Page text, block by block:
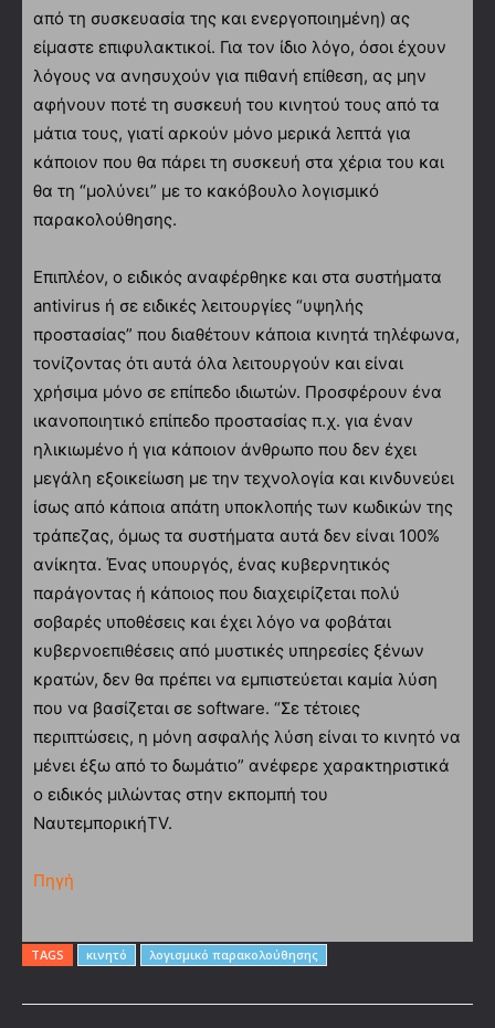
από τη συσκευασία της και ενεργοποιημένη) ας
είμαστε επιφυλακτικοί. Για τον ίδιο λόγο, όσοι έχουν
λόγους να ανησυχούν για πιθανή επίθεση, ας μην
αφήνουν ποτέ τη συσκευή του κινητού τους από τα
μάτια τους, γιατί αρκούν μόνο μερικά λεπτά για
κάποιον που θα πάρει τη συσκευή στα χέρια του και
θα τη “μολύνει” με το κακόβουλο λογισμικό
παρακολούθησης.
Επιπλέον, ο ειδικός αναφέρθηκε και στα συστήματα
antivirus ή σε ειδικές λειτουργίες “υψηλής
προστασίας” που διαθέτουν κάποια κινητά τηλέφωνα,
τονίζοντας ότι αυτά όλα λειτουργούν και είναι
χρήσιμα μόνο σε επίπεδο ιδιωτών. Προσφέρουν ένα
ικανοποιητικό επίπεδο προστασίας π.χ. για έναν
ηλικιωμένο ή για κάποιον άνθρωπο που δεν έχει
μεγάλη εξοικείωση με την τεχνολογία και κινδυνεύει
ίσως από κάποια απάτη υποκλοπής των κωδικών της
τράπεζας, όμως τα συστήματα αυτά δεν είναι 100%
ανίκητα. Ένας υπουργός, ένας κυβερνητικός
παράγοντας ή κάποιος που διαχειρίζεται πολύ
σοβαρές υποθέσεις και έχει λόγο να φοβάται
κυβερνοεπιθέσεις από μυστικές υπηρεσίες ξένων
κρατών, δεν θα πρέπει να εμπιστεύεται καμία λύση
που να βασίζεται σε software. “Σε τέτοιες
περιπτώσεις, η μόνη ασφαλής λύση είναι το κινητό να
μένει έξω από το δωμάτιο” ανέφερε χαρακτηριστικά
ο ειδικός μιλώντας στην εκπομπή του
ΝαυτεμπορικήTV.
Πηγή
TAGS κινητό λογισμικό παρακολούθησης